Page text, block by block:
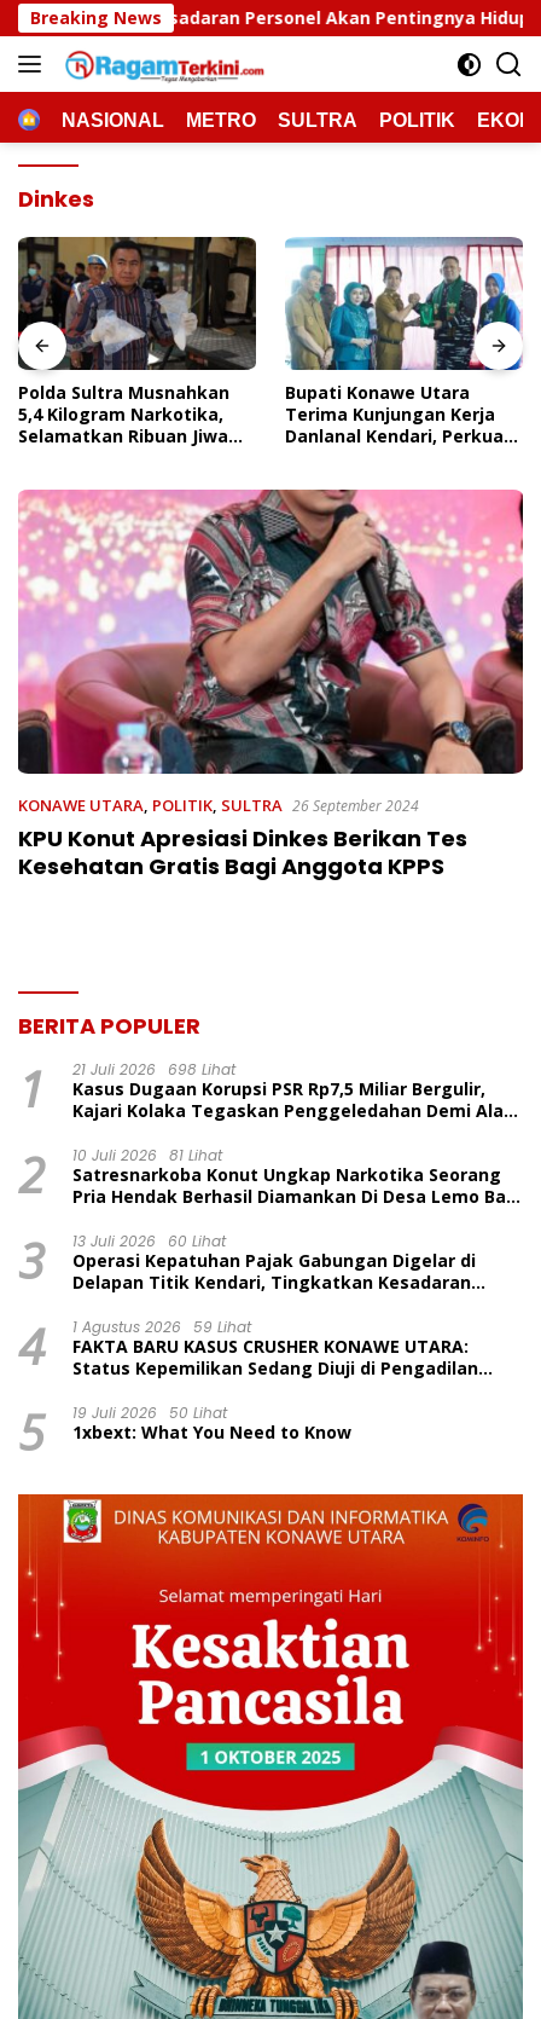
Langsung
ke
konten
Breaking News
Personel Akan Pentingnya Hidup Sehat Polda
HOMENASIONAL METRO SULTRA POLITIK
Dinkes
Polda Sultra Musnahkan
5,4 Kilogram Narkotika,
Selamatkan Ribuan Jiwa
Bupati Konawe Utara
Terima Kunjungan Kerja
Danlanal Kendari, Perkuat
KONAWE UTARA, POLITIK, SULTRA 26 September 2024
KPU Konut Apresiasi Dinkes Berikan Tes
Kesehatan Gratis Bagi Anggota KPPS
BERITA POPULER
1 21 Juli 2026 698 Lihat
Kasus Dugaan Korupsi PSR Rp7,5 Miliar Bergulir,
Kajari Kolaka Tegaskan Penggeledahan Demi Alat
2 10 Juli 2026 81 Lihat
Satresnarkoba Konut Ungkap Narkotika Seorang
Pria Hendak Berhasil Diamankan Di Desa Lemo Bajo
3 13 Juli 2026 60 Lihat
Operasi Kepatuhan Pajak Gabungan Digelar di
Delapan Titik Kendari, Tingkatkan Kesadaran
4 1 Agustus 2026 59 Lihat
FAKTA BARU KASUS CRUSHER KONAWE UTARA:
Status Kepemilikan Sedang Diuji di Pengadilan
Dinilai Prematur
5 19 Juli 2026 50 Lihat
1xbext: What You Need to Know